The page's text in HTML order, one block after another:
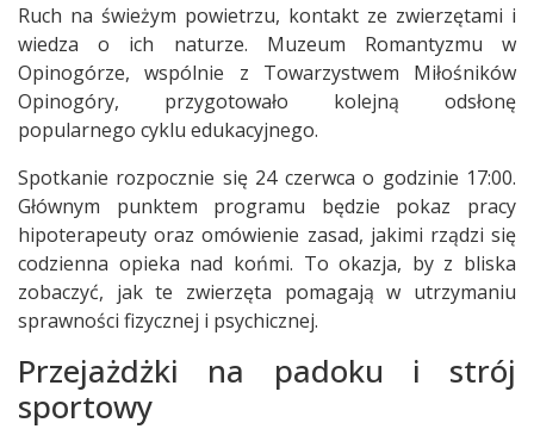
Ruch na świeżym powietrzu, kontakt ze zwierzętami i
wiedza o ich naturze. Muzeum Romantyzmu w
Opinogórze, wspólnie z Towarzystwem Miłośników
Opinogóry, przygotowało kolejną odsłonę
popularnego cyklu edukacyjnego.
Spotkanie rozpocznie się 24 czerwca o godzinie 17:00.
Głównym punktem programu będzie pokaz pracy
hipoterapeuty oraz omówienie zasad, jakimi rządzi się
codzienna opieka nad końmi. To okazja, by z bliska
zobaczyć, jak te zwierzęta pomagają w utrzymaniu
sprawności fizycznej i psychicznej.
Przejażdżki na padoku i strój
sportowy